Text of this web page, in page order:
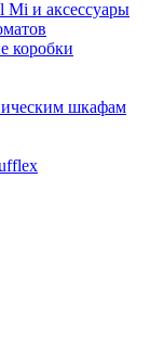
Mi и аксессуары
коробки
шкафам